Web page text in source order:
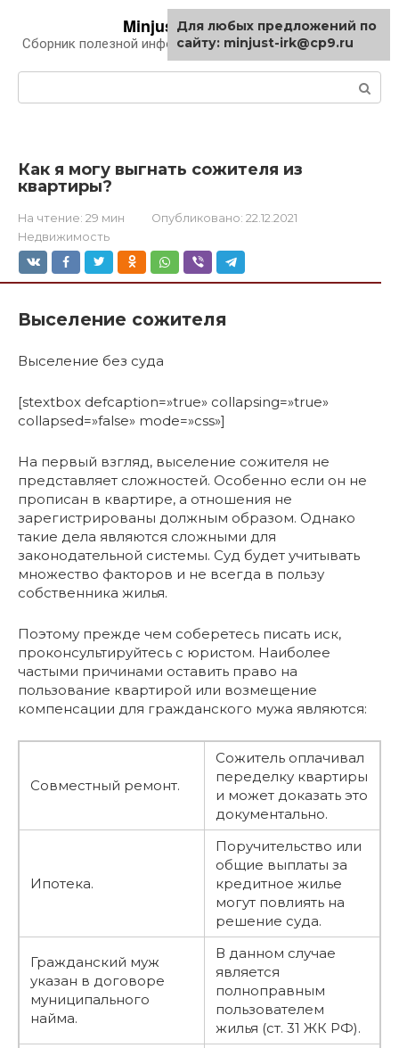
контенту
Minjust-irk.ru
Сборник полезной информации про автомобили
Как я могу выгнать сожителя из
квартиры?
На чтение: 29 мин Опубликовано: 22.12.2021
Недвижимость
Выселение сожителя
Выселение без суда
[stextbox defcaption=»true» collapsing=»true»
collapsed=»false» mode=»css»]
На первый взгляд, выселение сожителя не
представляет сложностей. Особенно если он не
прописан в квартире, а отношения не
зарегистрированы должным образом. Однако
такие дела являются сложными для
законодательной системы. Суд будет учитывать
множество факторов и не всегда в пользу
собственника жилья.
Поэтому прежде чем соберетесь писать иск,
проконсультируйтесь с юристом. Наиболее
частыми причинами оставить право на
пользование квартирой или возмещение
компенсации для гражданского мужа являются:
Совместный ремонт.
Сожитель оплачивал
переделку квартиры
и может доказать это
документально.
Ипотека.
Поручительство или
общие выплаты за
кредитное жилье
могут повлиять на
решение суда.
Гражданский муж
указан в договоре
муниципального
найма.
В данном случае
является
полноправным
пользователем
жилья (ст. 31 ЖК РФ).
Для любых предложений по
сайту: minjust-irk@cp9.ru